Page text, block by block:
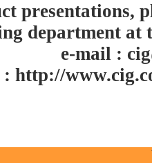
presentations,
department at
e-mail :
: http://